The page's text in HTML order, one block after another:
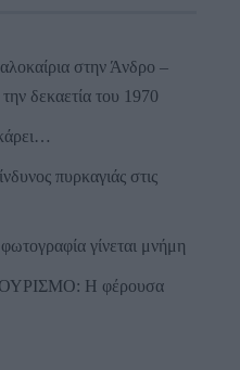
στην Άνδρο –
δεκαετία του 1970
πυρκαγιάς στις
γίνεται μνήμη
Η φέρουσα